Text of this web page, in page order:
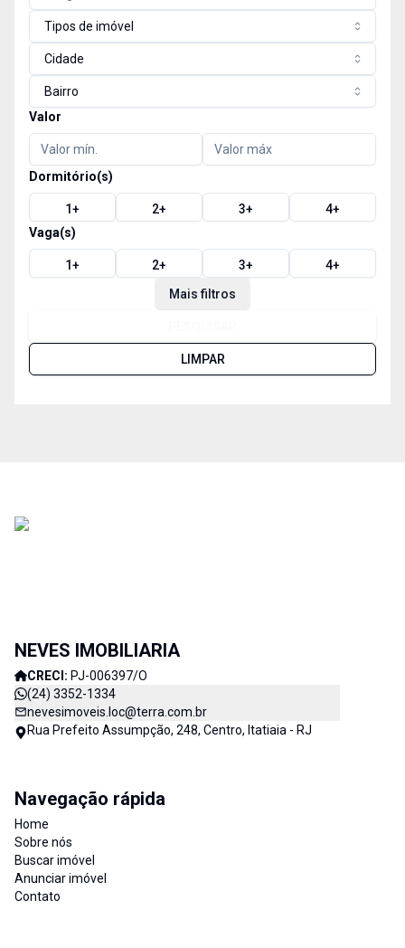
Tipos de imóvel
Cidade
Bairro
Valor
Dormitório(s)
1+ 2+ 3+ 4+
Vaga(s)
1+ 2+ 3+ 4+
Mais filtros
LIMPAR
NEVES IMOBILIARIA
CRECI: PJ-006397/O
(24) 3352-1334
nevesimoveis.loc@terra.com.br
Rua Prefeito Assumpção, 248, Centro, Itatiaia - RJ
Navegação rápida
Home
Sobre nós
Buscar imóvel
Anunciar imóvel
Contato